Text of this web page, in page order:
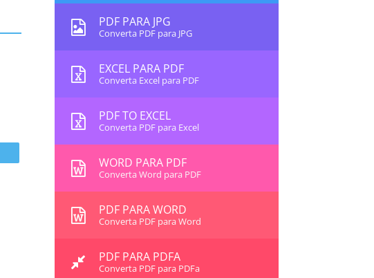
PDF PARA JPG
Converta PDF para JPG
EXCEL PARA PDF
Converta Excel para PDF
PDF TO EXCEL
Converta PDF para Excel
WORD PARA PDF
Converta Word para PDF
PDF PARA WORD
Converta PDF para Word
PDF PARA PDFA
Converta PDF para PDFa